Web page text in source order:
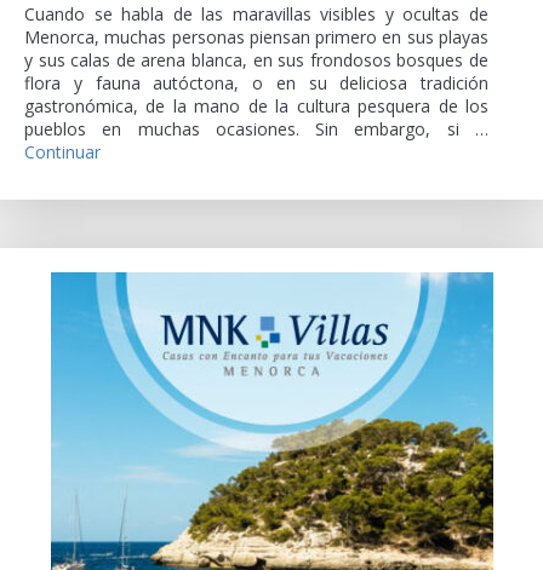
Cuando se habla de las maravillas visibles y ocultas de
Menorca, muchas personas piensan primero en sus playas
y sus calas de arena blanca, en sus frondosos bosques de
flora y fauna autóctona, o en su deliciosa tradición
gastronómica, de la mano de la cultura pesquera de los
pueblos en muchas ocasiones. Sin embargo, si …
Continuar